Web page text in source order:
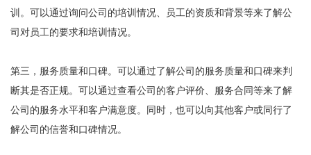
训。可以通过询问公司的培训情况、员工的资质和背景等来了解公
司对员工的要求和培训情况。
第三，服务质量和口碑。可以通过了解公司的服务质量和口碑来判
断其是否正规。可以通过查看公司的客户评价、服务合同等来了解
公司的服务水平和客户满意度。同时，也可以向其他客户或同行了
解公司的信誉和口碑情况。